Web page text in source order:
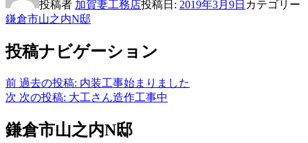
投稿者 加賀妻工務店投稿日: 2019年3月9日 カテゴリー
鎌倉市山之内N邸
投稿ナビゲーション
前 過去の投稿: 内装工事始まりました
次 次の投稿: 大工さん造作工事中
鎌倉市山之内N邸